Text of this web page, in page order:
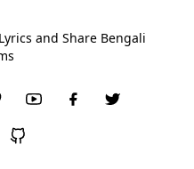
and Share Bengali